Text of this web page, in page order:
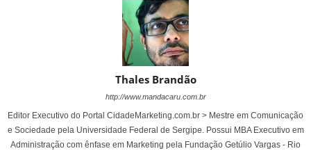
Thales Brandão
http://www.mandacaru.com.br
Editor Executivo do Portal CidadeMarketing.com.br > Mestre em Comunicação
e Sociedade pela Universidade Federal de Sergipe. Possui MBA Executivo em
Administração com ênfase em Marketing pela Fundação Getúlio Vargas - Rio